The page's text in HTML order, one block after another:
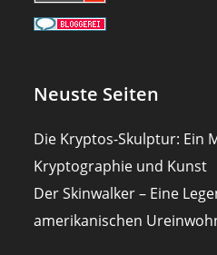
Neuste Seiten
Die Kryptos-Skulptur: Ein
Kryptographie und Kunst
Der Skinwalker – Eine
amerikanischen